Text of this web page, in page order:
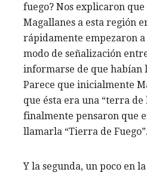
fuego? Nos explicaron
Magallanes a esta región
rápidamente empezaron a
modo de señalización
informarse de que habían
Parece que inicialmente
que ésta era una “terra de
finalmente pensaron que
llamarla “Tierra de Fuego”.
Y la segunda, un poco en